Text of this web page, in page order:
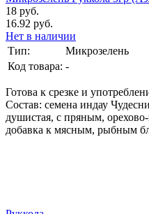
18 руб.
16.92 руб.
Нет в наличии
Тип:
Микрозелень
Код товара: -
Готова к срезке и
Состав: семена индау
душистая, с пряным,
добавка к мясным, рыбным